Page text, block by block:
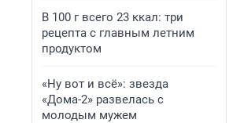
В 100 г всего 23 ккал: три
рецепта с главным летним
продуктом
«Ну вот и всё»: звезда
«Дома-2» развелась с
молодым мужем